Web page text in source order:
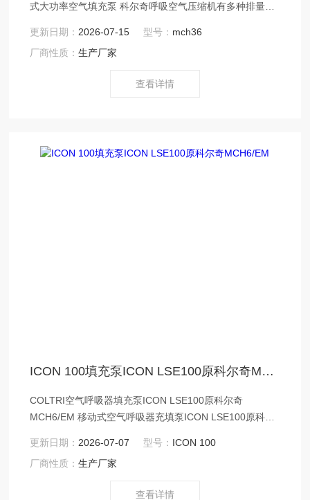
式大功率空气填充泵 科尔奇呼吸空气压缩机有多种排量多
6/EM MCH-6/ET MCH-6/SH型
更新日期： 2026-07-15 型号： mch36
厂商性质：生产厂家
查看详情
ICON 100填充泵ICON LSE100原科尔奇MCH6/EM
COLTRI空气呼吸器填充泵ICON LSE100原科尔奇
MCH6/EM 移动式空气呼吸器充填泵ICON LSE100原科尔
单相电机作为驱动马达
更新日期： 2026-07-07 型号： ICON 100
厂商性质：生产厂家
查看详情